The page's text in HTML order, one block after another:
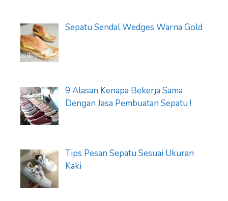
Sepatu Sendal Wedges Warna Gold
9 Alasan Kenapa Bekerja Sama
Dengan Jasa Pembuatan Sepatu !
Tips Pesan Sepatu Sesuai Ukuran
Kaki